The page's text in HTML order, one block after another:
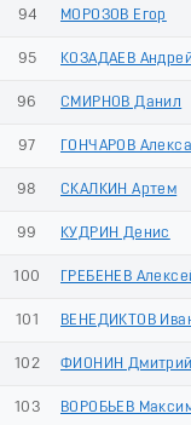
94 МОРОЗОВ Егор
95 КОЗАДАЕВ Андрей
96 СМИРНОВ Данил
97 ГОНЧАРОВ
98 СКАЛКИН Артем
99 КУДРИН Денис
100 ГРЕБЕНЕВ
101 ВЕНЕДИКТОВ
102 ФИОНИН Дмитрий
103 ВОРОБЬЕВ